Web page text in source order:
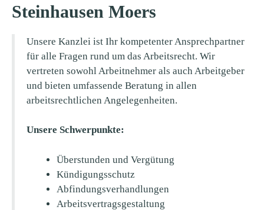
Steinhausen Moers
Unsere Kanzlei ist Ihr kompetenter Ansprechpartner
für alle Fragen rund um das Arbeitsrecht. Wir
vertreten sowohl Arbeitnehmer als auch Arbeitgeber
und bieten umfassende Beratung in allen
arbeitsrechtlichen Angelegenheiten.
Unsere Schwerpunkte:
Überstunden und Vergütung
Kündigungsschutz
Abfindungsverhandlungen
Arbeitsvertragsgestaltung